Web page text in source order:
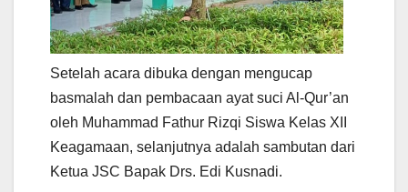
Setelah acara dibuka dengan mengucap
basmalah dan pembacaan ayat suci Al-Qur’an
oleh Muhammad Fathur Rizqi Siswa Kelas XII
Keagamaan, selanjutnya adalah sambutan dari
Ketua JSC Bapak Drs. Edi Kusnadi.